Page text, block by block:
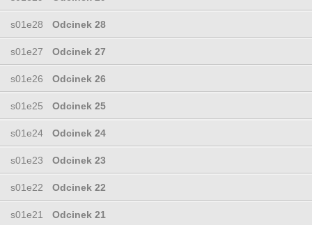
s01e28 Odcinek 28
s01e27 Odcinek 27
s01e26 Odcinek 26
s01e25 Odcinek 25
s01e24 Odcinek 24
s01e23 Odcinek 23
s01e22 Odcinek 22
s01e21 Odcinek 21